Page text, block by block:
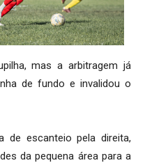
mas a arbitragem já
de fundo e invalidou o
de escanteio pela direita,
da pequena área para a